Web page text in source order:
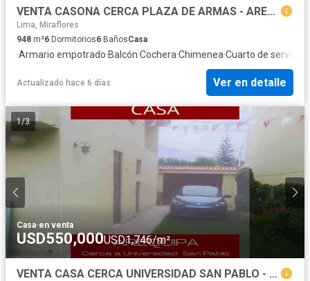
VENTA CASONA CERCA PLAZA DE ARMAS - AREQUIPA
Lima, Miraflores
948 m²6 Dormitorios6 BañosCasa
·Armario empotrado·Balcón·Cochera·Chimenea·Cuarto de servicio
Actualizado hace 6 días Ver en detalle
1/3
Casa·en venta
USD550,000USD1,746/m²
VENTA CASA CERCA UNIVERSIDAD SAN PABLO - AREQUIPA